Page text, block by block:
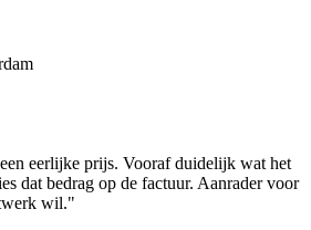
eerlijke prijs. Vooraf duidelijk wat het
dat bedrag op de factuur. Aanrader voor
wil."